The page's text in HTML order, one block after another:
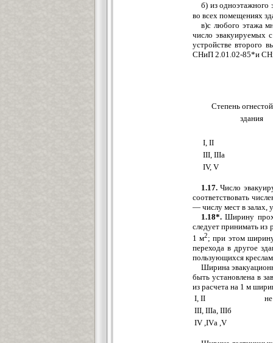
б) из
во всех помещениях
в)с любого этажа
число эвакуируемых
устройстве второго
СНиП 2.01.02-85*и
Степень
здания
I, II
III, IIIа
IV, V
1.17. Число
соответствовать
— числу мест в залах,
1.18*. Ширину
следует принимать из
1 м2; при этом
перехода в другое
пользующихся
Ширина
быть установлена в
из расчета на 1 м
I, II
III, IIIа, IIIб
IV ,IVа ,V